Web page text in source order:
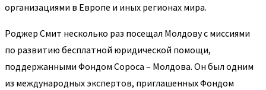
организациями в Европе и иных регионах мира.
Роджер Смит несколько раз посещал Молдову с миссиями
по развитию бесплатной юридической помощи,
поддержанными Фондом Сороса – Молдова. Он был одним
из международных экспертов, приглашенных Фондом